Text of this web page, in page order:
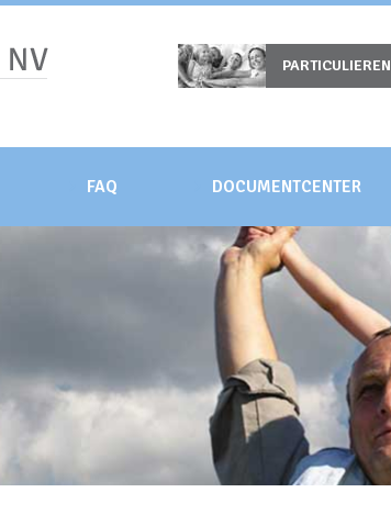
PARTICULIEREN
FAQ DOCUMENTCENTER